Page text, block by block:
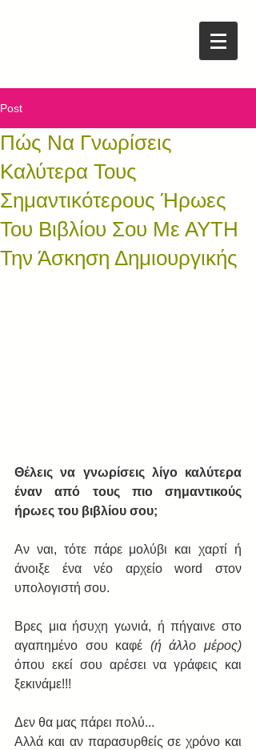
Post
Πώς Να Γνωρίσεις
Καλύτερα Τους
Σημαντικότερους Ήρωες
Του Βιβλίου Σου Με ΑΥΤΗ
Την Άσκηση Δημιουργικής
Θέλεις να γνωρίσεις λίγο καλύτερα
έναν από τους πιο σημαντικούς
ήρωες του βιβλίου σου;
Αν ναι, τότε πάρε μολύβι και χαρτί ή
άνοιξε ένα νέο αρχείο word στον
υπολογιστή σου.
Βρες μια ήσυχη γωνιά, ή πήγαινε στο
αγαπημένο σου καφέ
όπου εκεί σου αρέσει να γράφεις και
ξεκινάμε!!!
Δεν θα μας πάρει πολύ...
Αλλά και αν παρασυρθείς σε χρόνο και